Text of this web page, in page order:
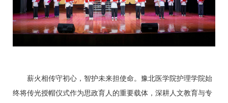
薪火相传守初心，智护未来担使命。豫北医学院护理学院始
终将传光授帽仪式作为思政育人的重要载体，深耕人文教育与专